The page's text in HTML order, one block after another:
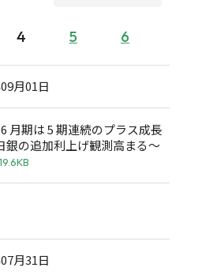
4 5 6
月01日
月期は 5 期連続のプラス成長
銀の追加利上げ観測高まる～
月31日